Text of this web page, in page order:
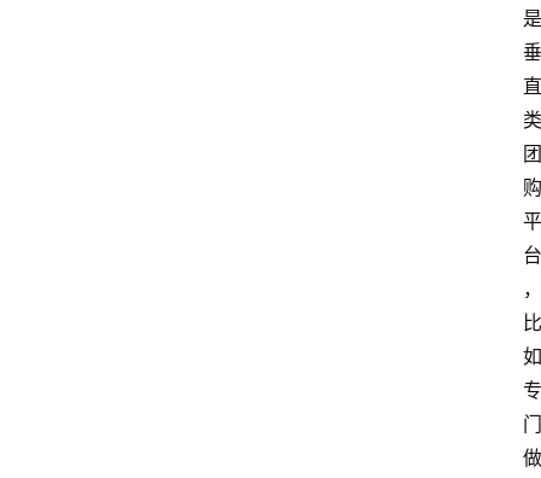
是
垂
直
类
团
购
平
台
，
比
如
专
门
做